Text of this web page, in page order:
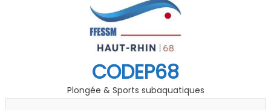
CODEP68
Plongée & Sports subaquatiques